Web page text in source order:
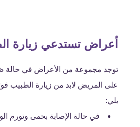
أعراض تستدعي زيارة
توجد مجموعة من الأعراض في حالة
على المريض لابد من زيارة الطبيب
يلي:
في حالة الإصابة بحمى وتورم